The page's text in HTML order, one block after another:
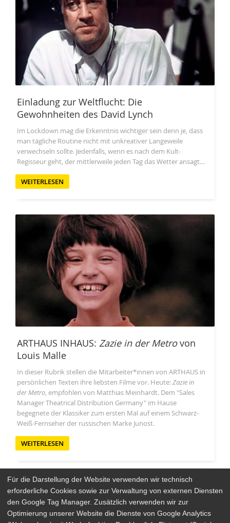
Einladung zur Weltflucht: Die
Gewohnheiten des David Lynch
Im Lockdown mag die Erkenntnis wichtiger sein denn je, dass
man tägliche Routine nicht mit unkreativer Langeweile
verwechseln sollte. Jedenfalls, wenn es nach dem Kult-
Regisseur geht, der mittlerweile jeden Tag das Wetter ansagt…
WEITERLESEN
ARTHAUS INHAUS: Zazie in der Metrovon
Louis Malle
In dieser Rubrik stellen die Mitarbeiter*innen von ARTHAUS in
persönlichen Texten ihre liebsten Filme vor. Heute:Zazie in
der Metro, empfohlen von Matthias Meinhardt. Dem "Sales
Manager Theatrical Distribution Germany" im Hause
begegnete der Klassiker zum ersten Mal auf einem Schwarz-
Weiß-Fernseher der russischen Marke Junost.
WEITERLESEN
Arthaus Stores
Für die Darstellung der Website verwenden wir technisch
erforderliche Cookies sowie zur Verwaltung von externen Diensten
den Google Tag Manager. Zusätzlich verwenden wir zur
Optimierung unserer Website die Dienste von Google Analytics